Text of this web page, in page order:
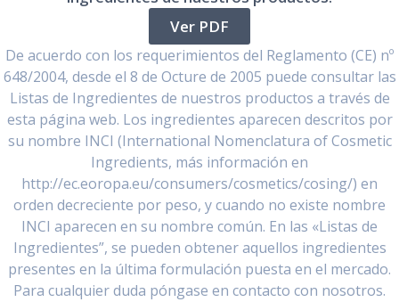
Ver PDF
De acuerdo con los requerimientos del Reglamento (CE) nº
648/2004, desde el 8 de Octure de 2005 puede consultar las
Listas de Ingredientes de nuestros productos a través de
esta página web. Los ingredientes aparecen descritos por
su nombre INCI (International Nomenclatura of Cosmetic
Ingredients, más información en
http://ec.eoropa.eu/consumers/cosmetics/cosing/) en
orden decreciente por peso, y cuando no existe nombre
INCI aparecen en su nombre común. En las «Listas de
Ingredientes”, se pueden obtener aquellos ingredientes
presentes en la última formulación puesta en el mercado.
Para cualquier duda póngase en contacto con nosotros.